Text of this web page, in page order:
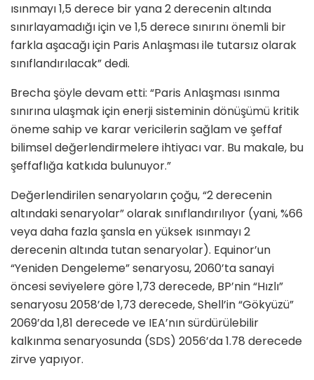
ısınmayı 1,5 derece bir yana 2 derecenin altında
sınırlayamadığı için ve 1,5 derece sınırını önemli bir
farkla aşacağı için Paris Anlaşması ile tutarsız olarak
sınıflandırılacak” dedi.
Brecha şöyle devam etti: “Paris Anlaşması ısınma
sınırına ulaşmak için enerji sisteminin dönüşümü kritik
öneme sahip ve karar vericilerin sağlam ve şeffaf
bilimsel değerlendirmelere ihtiyacı var. Bu makale, bu
şeffaflığa katkıda bulunuyor.”
Değerlendirilen senaryoların çoğu, “2 derecenin
altındaki senaryolar” olarak sınıflandırılıyor (yani, %66
veya daha fazla şansla en yüksek ısınmayı 2
derecenin altında tutan senaryolar). Equinor’un
“Yeniden Dengeleme” senaryosu, 2060’ta sanayi
öncesi seviyelere göre 1,73 derecede, BP’nin “Hızlı”
senaryosu 2058’de 1,73 derecede, Shell’in “Gökyüzü”
2069’da 1,81 derecede ve IEA’nın sürdürülebilir
kalkınma senaryosunda (SDS) 2056’da 1.78 derecede
zirve yapıyor.